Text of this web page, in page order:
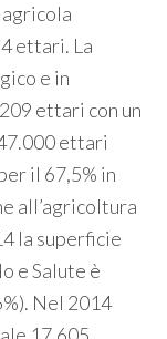
ettari. La
e in
ettari con un
ettari
il 67,5% in
all’agricoltura
la superficie
e Salute è
Nel 2014